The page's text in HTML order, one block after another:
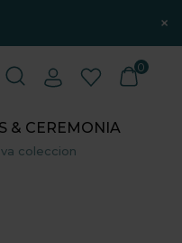
×
& CEREMONIA
coleccion
0